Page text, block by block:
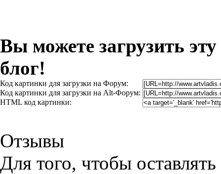
Вы можете загрузить
блог!
Код картинки для загрузки на Форум:
Код картинки для загрузки на Alt-Форум:
HTML код картинки:
Отзывы
Для того, чтобы